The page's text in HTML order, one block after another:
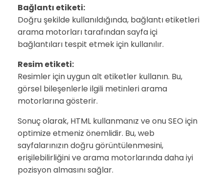
Bağlantı etiketi:
Doğru şekilde kullanıldığında, bağlantı etiketleri
arama motorları tarafından sayfa içi
bağlantıları tespit etmek için kullanılır.
Resim etiketi:
Resimler için uygun alt etiketler kullanın. Bu,
görsel bileşenlerle ilgili metinleri arama
motorlarına gösterir.
Sonuç olarak, HTML kullanmanız ve onu SEO için
optimize etmeniz önemlidir. Bu, web
sayfalarınızın doğru görüntülenmesini,
erişilebilirliğini ve arama motorlarında daha iyi
pozisyon almasını sağlar.